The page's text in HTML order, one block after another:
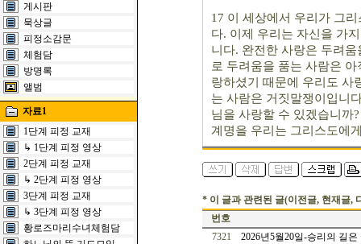
게시판
묵상글
피정소감문
체험담
방명록
앨범
자료1
1단계 피정 교재
↳ 1단계 피정 영상
2단계 피정 교재
↳ 2단계 피정 영상
3단계 피정 교재
↳ 3단계 피정 영상
황로즈마리수녀체험담
17 이 세상에서 우리가 그
다. 이제 우리는 자신을 가
니다. 완전한 사랑은 두려
로 두려움을 품는 사람은
랑하셨기 때문에 우리도 사
는 사람은 거짓말쟁이입니
님을 사랑할 수 있겠습니까
계명을 우리는 그리스도에
* 이 글과 관련된 글(이전글, 현재글,
번호
7321
2026년5월20일-승리의 길